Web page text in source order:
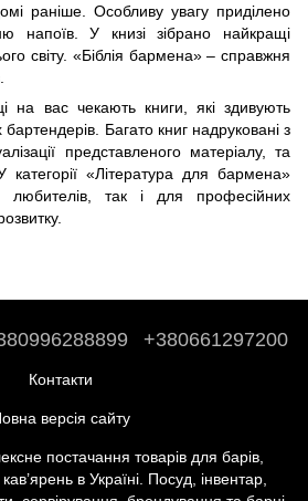
раніше. Особливу увагу приділено
напоїв. У книзі зібрано найкращі
світу. «Біблія бармена» – справжня
на вас чекають книги, які здивують
бартендерів. Багато книг надруковані з
представленого матеріалу, та
«Література для бармена»
любителів, так і для професійних
+380661297200
Контакти
версія сайту
постачання товарів для барів,
кав’ярень в Україні. Посуд, інвентар,